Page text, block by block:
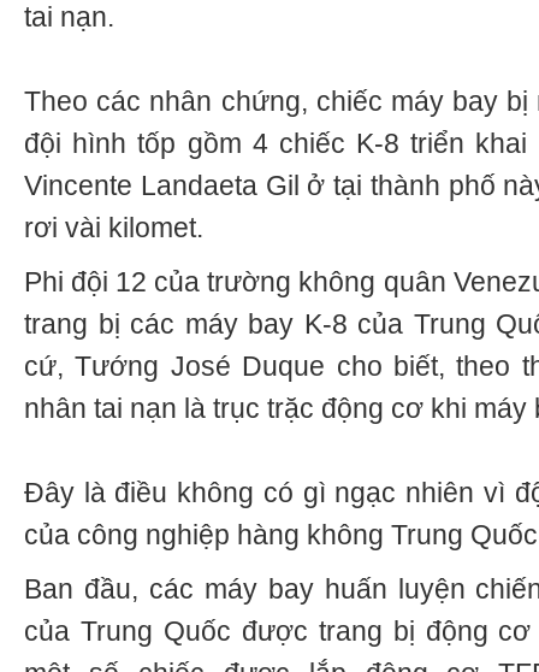
tai nạn.
Theo các nhân chứng, chiếc máy bay
đội hình tốp gồm 4 chiếc K-8 triển
Vincente Landaeta Gil ở tại thành phố
rơi vài kilomet.
Phi đội 12 của trường không quân
trang bị các máy bay K-8 của Trung
cứ, Tướng José Duque cho biết, theo
nhân tai nạn là trục trặc động cơ khi máy
Đây là điều không có gì ngạc nhiên vì
của công nghiệp hàng không Trung
Ban đầu, các máy bay huấn luyện
của Trung Quốc được trang bị động cơ